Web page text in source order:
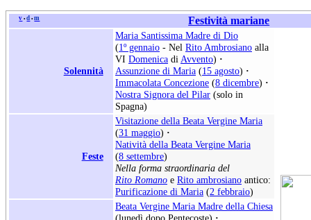
v • d • m Festività mariane
Solennità
Maria Santissima Madre di Dio
(1º gennaio - Nel Rito Ambrosiano alla
VI Domenica diAvvento) ·
Assunzione di Maria (15 agosto) ·
Immacolata Concezione (8 dicembre) ·
Nostra Signora del Pilar (solo in
Spagna)
Feste
Visitazione della Beata Vergine Maria
(31 maggio) ·
Natività della Beata Vergine Maria
(8 settembre)
Nella forma straordinaria del
Rito Romano e Rito ambrosiano antico:
Purificazione di Maria (2 febbraio)
Beata Vergine Maria Madre della Chiesa